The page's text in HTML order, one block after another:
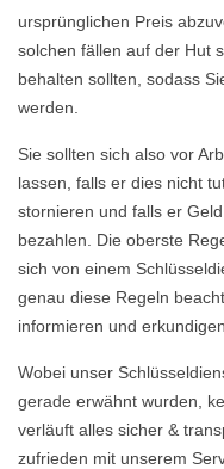
ursprünglichen Preis
solchen fällen auf der Hut
behalten sollten, sodass
werden.
Sie sollten sich also vor
lassen, falls er dies nicht
stornieren und falls er
bezahlen. Die oberste
sich von einem
genau diese Regeln
informieren und
Wobei unser
gerade erwähnt wurden,
verläuft alles sicher &
zufrieden mit unserem